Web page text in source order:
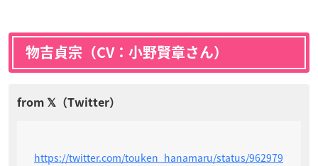
物吉貞宗（CV：小野賢章さん）
https://twitter.com/touken_hanamaru/status/962979